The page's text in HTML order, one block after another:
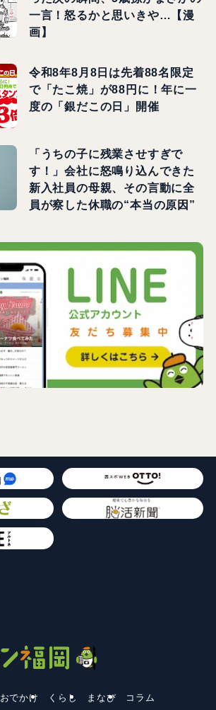
一言！怒るかと思いきや…【漫
画】
令和8年8月8日は先着88名限定
で「たこ焼」が88円に！年に一
度の「銀だこの日」開催
「うちの子に残業させすぎで
す！」会社に怒鳴り込んできた
新入社員の母親、その言動に全
員が察した休職の“本当の原因”
おでかけ くらし まなび コラム